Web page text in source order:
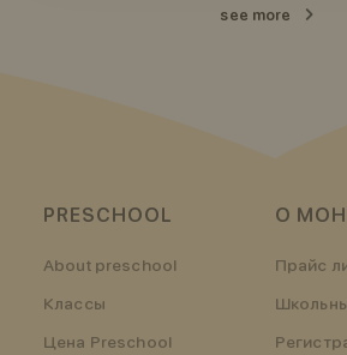
see more
PRESCHOOL
About preschool
Классы
Цена Preschool
О
Прайс